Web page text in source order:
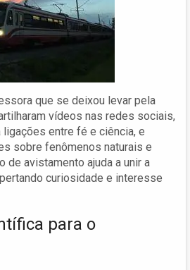
que se deixou levar pela
vídeos nas redes sociais,
entre fé e ciência, e
sobre fenômenos naturais e
de avistamento ajuda a unir a
curiosidade e interesse
para o